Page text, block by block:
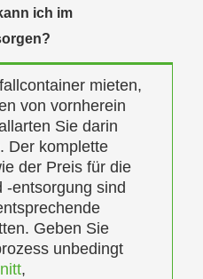
ich im
mieten,
von vornherein
Sie darin
Der komplette
der Preis für die
-entsorgung sind
Geben Sie
unbedingt
,